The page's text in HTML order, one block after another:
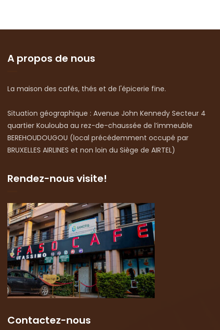
A propos de nous
La maison des cafés, thés et de l'épicerie fine.
Situation géographique : Avenue John Kennedy Secteur 4
quartier Koulouba au rez-de-chaussée de l’immeuble
BEREHOUDOUGOU (local précédemment occupé par
BRUXELLES AIRLINES et non loin du Siège de AIRTEL)
Rendez-nous visite!
Contactez-nous